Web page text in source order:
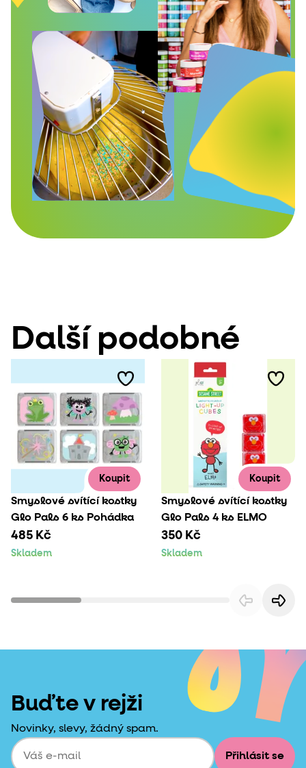
Další podobné
Koupit
Smyslové svítící kostky
Glo Pals 6 ks Pohádka
485 Kč
Skladem
Koupit
Smyslové svítící kostky
Glo Pals 4 ks ELMO
350 Kč
Skladem
Buďte v rejži
Novinky, slevy, žádný spam.
Přihlásit se